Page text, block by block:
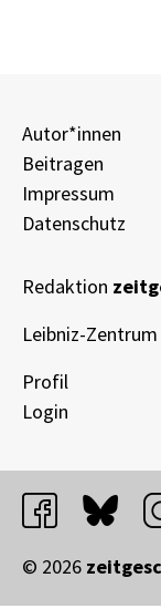
Autor*innen
Beitragen
Impressum
Datenschutz
Redaktion
Leibniz-
Profil
Login
facebookbluesky
© 2026